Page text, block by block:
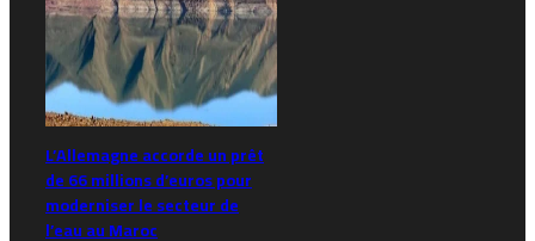
L’Allemagne accorde un prêt
de 66 millions d’euros pour
moderniser le secteur de
l’eau au Maroc